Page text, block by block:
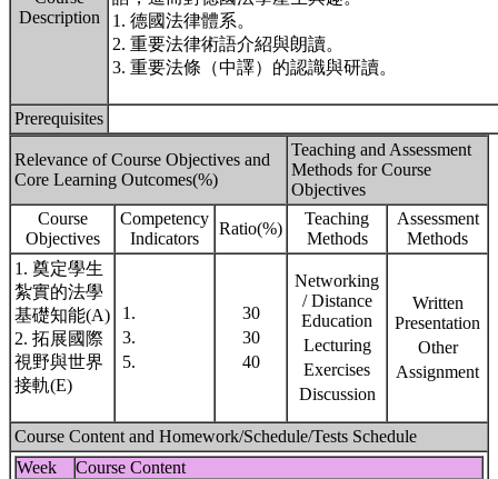
Description
1. 德國法律體系。
2. 重要法律術語介紹與朗讀。
3. 重要法條（中譯）的認識與研讀。
Prerequisites
Relevance of Course Objectives and
Core Learning Outcomes(%)
Teaching and Assessment
Methods for Course
Objectives
Course
Objectives
Competency
Indicators
Ratio(%)
Teaching
Methods
Assessment
Methods
1. 奠定學生
紮實的法學
基礎知能(A)
2. 拓展國際
視野與世界
接軌(E)
1.
3.
5.
30
30
40
Networking
/ Distance
Education
Lecturing
Exercises
Discussion
Written
Presentation
Other
Assignment
Course Content and Homework/Schedule/Tests Schedule
Week
Course Content